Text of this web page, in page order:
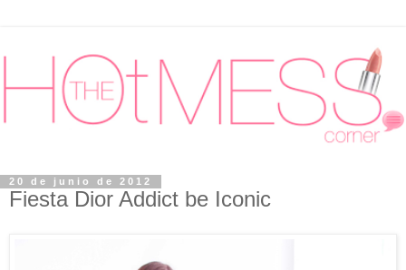
20 de junio de 2012
Fiesta Dior Addict be Iconic